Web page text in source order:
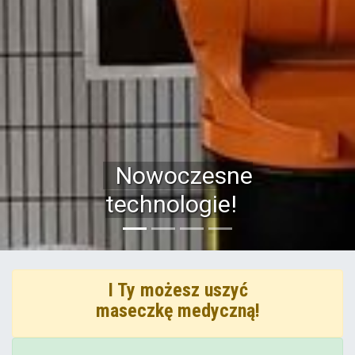
Nowoczesne
technologie!
I Ty możesz uszyć
maseczkę medyczną!